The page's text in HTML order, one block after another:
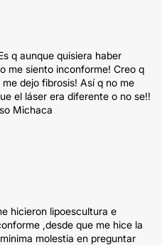
q aunque quisiera haber
me siento inconforme! Creo q
dejo fibrosis! Así q no me
el láser era diferente o no se!!
Michaca
hicieron lipoescultura e
,desde que me hice la
molestia en preguntar